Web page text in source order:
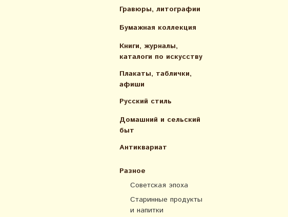
Гравюры, литографии
Бумажная коллекция
Книги, журналы,
каталоги по искусcтву
Плакаты, таблички,
афиши
Русский стиль
Домашний и сельский
быт
Антиквариат
Разное
Советская эпоха
Старинные продукты
и напитки